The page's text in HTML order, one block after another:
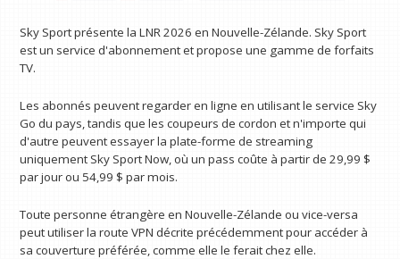
Sky Sport présente la LNR 2026 en Nouvelle-Zélande. Sky Sport
est un service d'abonnement et propose une gamme de forfaits
TV.
Les abonnés peuvent regarder en ligne en utilisant le service Sky
Go du pays, tandis que les coupeurs de cordon et n'importe qui
d'autre peuvent essayer la plate-forme de streaming
uniquement Sky Sport Now, où un pass coûte à partir de 29,99 $
par jour ou 54,99 $ par mois.
Toute personne étrangère en Nouvelle-Zélande ou vice-versa
peut utiliser la route VPN décrite précédemment pour accéder à
sa couverture préférée, comme elle le ferait chez elle.